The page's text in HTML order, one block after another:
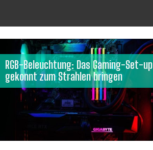
RGB-Beleuchtung: Das Gaming-Set-up
gekonnt zum Strahlen bringen